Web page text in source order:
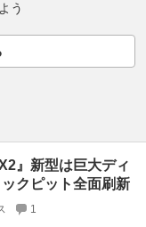
う
』新型は巨大ディ
クピット全面刷新
1